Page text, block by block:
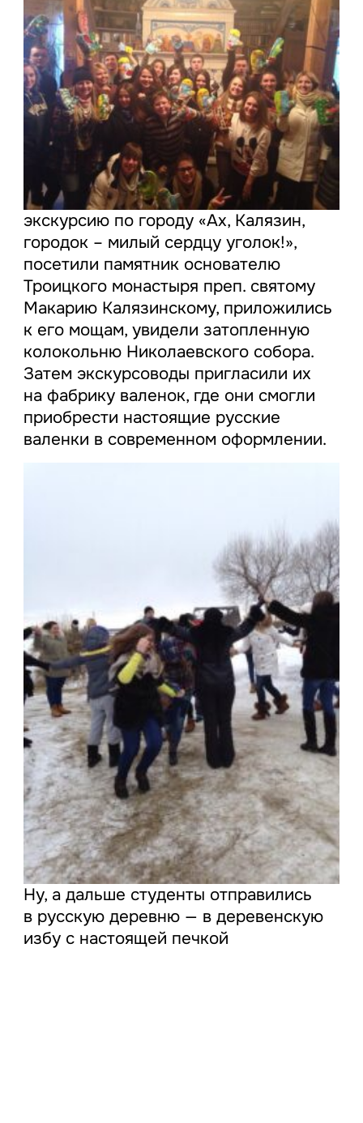
экскурсию по городу «Ах, Калязин,
городок – милый сердцу уголок!»,
посетили памятник основателю
Троицкого монастыря преп. святому
Макарию Калязинскому, приложились
к его мощам, увидели затопленную
колокольню Николаевского собора.
Затем экскурсоводы пригласили их
на фабрику валенок, где они смогли
приобрести настоящие русские
валенки в современном оформлении.
Ну, а дальше студенты отправились
в русскую деревню — в деревенскую
избу с настоящей печкой